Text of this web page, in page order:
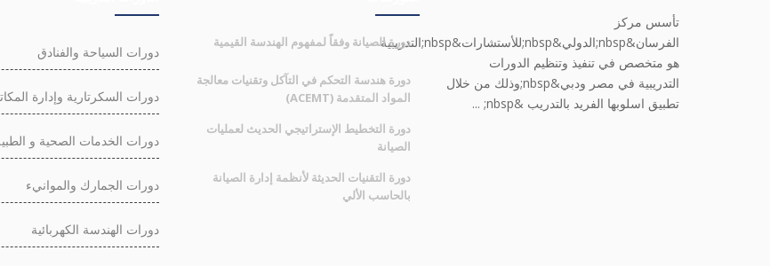
تأسس مركز
الفرسان&nbsp;الدولي&nbsp;للأستشارات&nbsp;التدريبية
هو متخصص في تنفيذ وتنظيم الدورات
التدريبية في مصر ودبي&nbsp;وذلك من خلال
تطبيق اسلوبها الفريد بالتدريب &nbsp; ...
دورة الصيانة وفقاً لمفهوم الهندسة القيمية
دورة هندسة التحكم في التآكل وتقنيات معالجة
المواد المتقدمة (ACEMT)
دورة التخطيط الإستراتيجي الحديث لعمليات
الصيانة
دورة التقنيات الحديثة لأنظمة إدارة الصيانة
بالحاسب الألي
دورات السياحة والفنادق
دورات السكرتارية وإدارة
دورات الخدمات الصحية و
دورات الجمارك والموانيء
دورات الهندسة الكهربائية